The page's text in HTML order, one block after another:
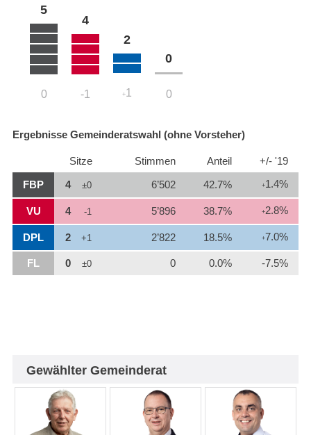
5
0
4
-1
2
+1
0
0
Ergebnisse Gemeinderatswahl (ohne Vorsteher)
Sitze Stimmen Anteil
+/- '19
FBP
4 ±0 6’502 42.7% +1.4%
VU 4 -1 5’896 38.7% +2.8%
DPL 2 +1 2’822 18.5% +7.0%
FL 0 ±0 0 0.0% -7.5%
Gewählter Gemeinderat